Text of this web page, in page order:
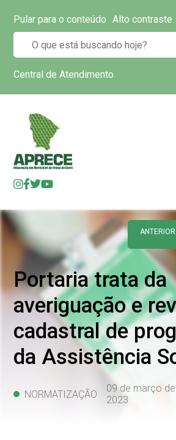
Pular para o conteúdo Alto contraste
Central de Atendimento
ANTERIOR
Portaria trata da
averiguação e
cadastral de
da Assistência
NORMATIZAÇÃO
09 de março de
2023